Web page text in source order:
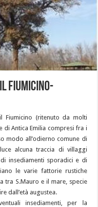
Fiumicino-
Fiumicino (ritenuto da molti
di Antica Emilia compresi fra i
modo all’odierno comune di
alcuna traccia di villaggi
di insediamenti sporadici e di
le varie fattorie rustiche
tra S.Mauro e il mare, specie
dall’età augustea.
insediamenti, per la